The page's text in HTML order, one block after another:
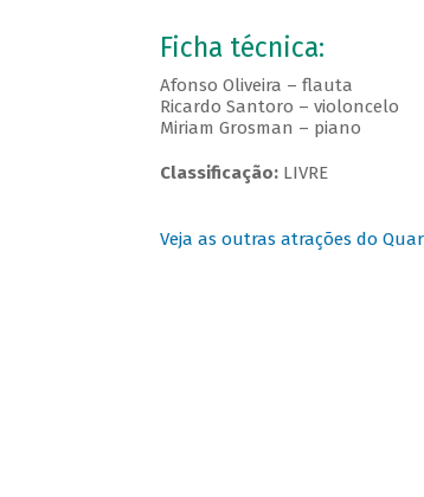
Ficha técnica:
Afonso Oliveira – flauta
Ricardo Santoro – violoncelo
Miriam Grosman – piano
Classificação:LIVRE
Veja as outras atrações do